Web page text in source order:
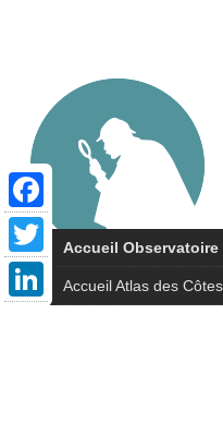
Facebook
Twitter
Accueil Observatoire
Accueil Atlas des